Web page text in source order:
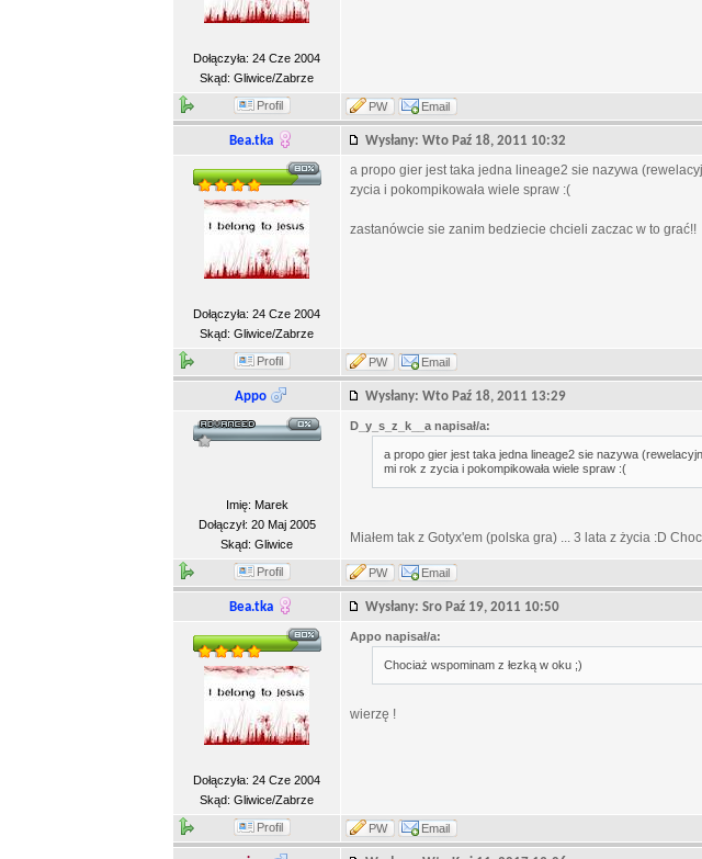
Dołączyła: 24 Cze 2004
Skąd: Gliwice/Zabrze
Profil PW Email
Bea.tka Wysłany: Wto Paź 18, 2011 10:32
Dołączyła: 24 Cze 2004
Skąd: Gliwice/Zabrze
a propo gier jest taka jedna lineage2 sie nazywa
zycia i pokompikowała wiele spraw :(
zastanówcie sie zanim bedziecie chcieli zaczac w to grać!!
Profil PW Email
Appo Wysłany: Wto Paź 18, 2011 13:29
Imię: Marek
Dołączył: 20 Maj 2005
Skąd: Gliwice
D_y_s_z_k__a napisał/a:
a propo gier jest taka jedna lineage2 sie nazywa
mi rok z zycia i pokompikowała wiele spraw :(
Miałem tak z Gotyx'em (polska gra) ... 3 lata z życia :D
Profil PW Email
Bea.tka Wysłany: Sro Paź 19, 2011 10:50
Dołączyła: 24 Cze 2004
Skąd: Gliwice/Zabrze
Appo napisał/a:
Chociaż wspominam z łezką w oku ;)
wierzę !
Profil PW Email